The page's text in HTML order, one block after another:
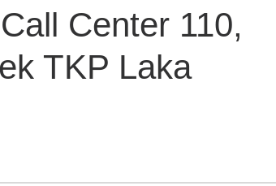
Center 110,
TKP Laka